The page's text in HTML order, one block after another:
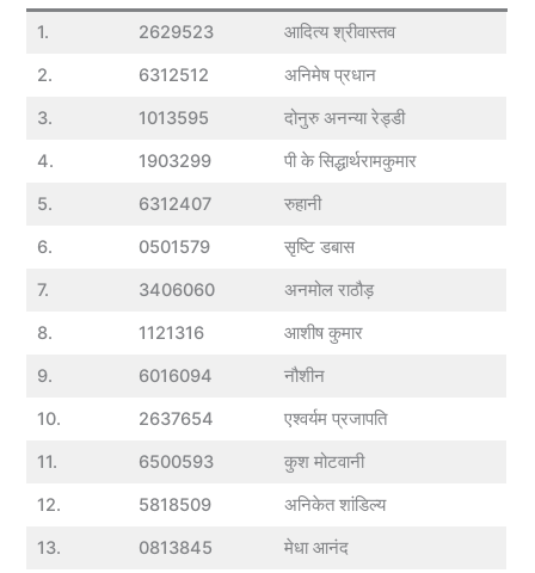
1. 2629523
आदित्य श्रीवास्तव
2.
6312512
अनिमेष प्रधान
3.
1013595
दोनुरु अनन्या रेड्डी
4.
1903299
पी के सिद्धार्थरामकुमार
5.
6312407
रुहानी
6.
0501579
सृष्टि डबास
7.
3406060
अनमोल राठौड़
8.
1121316
आशीष कुमार
9.
6016094
नौशीन
10.
2637654
एश्वर्यम प्रजापति
11.
6500593
कुश मोटवानी
12.
5818509
अनिकेत शांडिल्य
13.
0813845 मेधा आनंद